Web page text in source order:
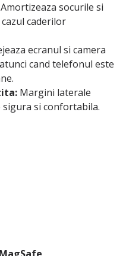
Amortizeaza socurile si
caderilor
ecranul si camera
cand telefonul este
Margini laterale
si confortabila.